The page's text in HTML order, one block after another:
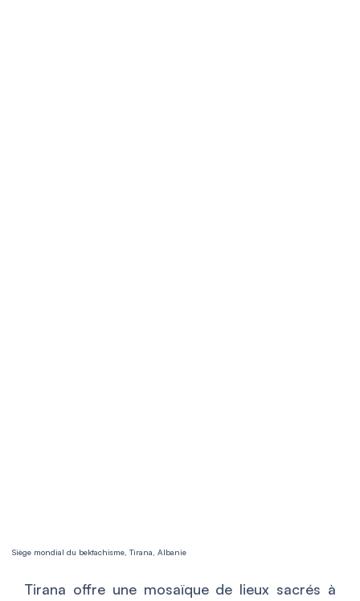
Siège mondial du bektachisme, Tirana, Albanie
Tirana offre une mosaïque de lieux sacrés à